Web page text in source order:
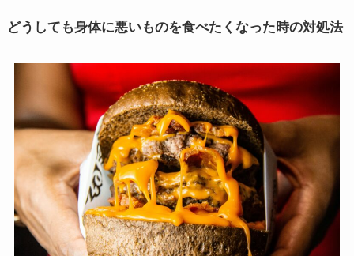
どうしても身体に悪いものを食べたくなった時の対処法